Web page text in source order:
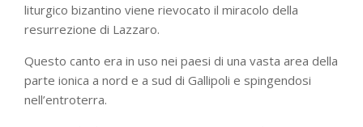
liturgico bizantino viene rievocato il miracolo della
resurrezione di Lazzaro.
Questo canto era in uso nei paesi di una vasta area della
parte ionica a nord e a sud di Gallipoli e spingendosi
nell’entroterra.